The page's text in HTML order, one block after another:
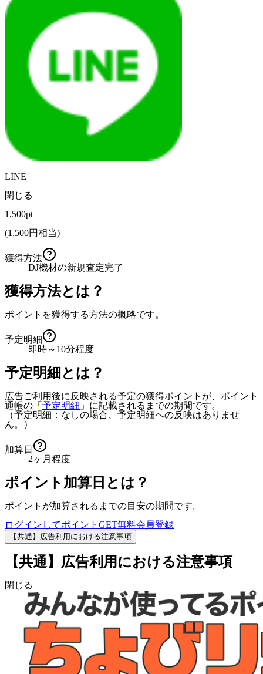
LINE
閉じる
1,500pt
(1,500円相当)
獲得方法
DJ機材の新規査定完了
獲得方法とは？
ポイントを獲得する方法の概略です。
予定明細
即時～10分程度
予定明細とは？
広告ご利用後に反映される予定の獲得ポイントが、ポイント
通帳の「 予定明細 」に記載されるまでの期間です。
（予定明細：なしの場合、予定明細への反映はありませ
ん。）
加算日
2ヶ月程度
ポイント加算日とは？
ポイントが加算されるまでの目安の期間です。
ログインしてポイントGET無料会員登録
【共通】広告利用における注意事項
【共通】広告利用における注意事項
閉じる